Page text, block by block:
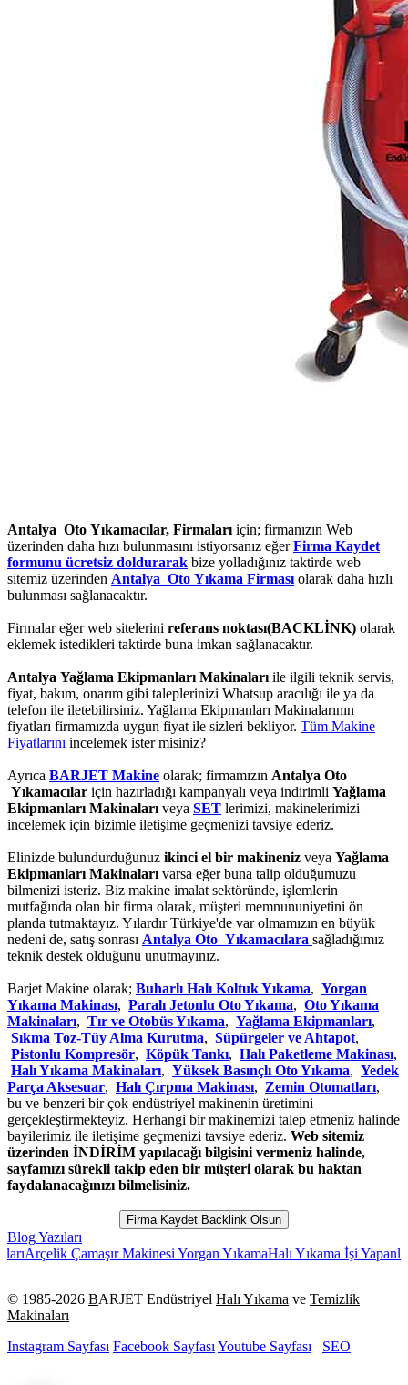
Antalya Oto Yıkamacılar, Firmalarıiçin; firmanızın Web
üzerinden daha hızı bulunmasını istiyorsanız eğerFirma Kaydet
formunu ücretsiz doldurarak bize yolladığınız taktirde web
sitemiz üzerinden Antalya Oto Yıkama Firmasıolarak daha hızlı
bulunması sağlanacaktır.
Firmalar eğer web sitelerini referans noktası(BACKLİNK) olarak
eklemek istedikleri taktirde buna imkan sağlanacaktır.
Antalya Yağlama Ekipmanları Makinalarıile ilgili teknik servis,
fiyat, bakım, onarım gibi taleplerinizi Whatsup aracılığı ile ya da
telefon ile iletebilirsiniz. Yağlama Ekipmanları Makinalarının
fiyatları firmamızda uygun fiyat ile sizleri bekliyor. Tüm Makine
Fiyatlarını incelemek ister misiniz?
Ayrıca BARJET Makine olarak; firmamızın Antalya Oto
Yıkamacılar için hazırladığı kampanyalı veya indirimli Yağlama
Ekipmanları Makinalarıveya SET lerimizi, makinelerimizi
incelemek için bizimle iletişime geçmenizi tavsiye ederiz.
Elinizde bulundurduğunuz ikinci el bir makineniz veya Yağlama
Ekipmanları Makinalarıvarsa eğer buna talip olduğumuzu
bilmenizi isteriz. Biz makine imalat sektöründe, işlemlerin
mutfağında olan bir firma olarak, müşteri memnununiyetini ön
planda tutmaktayız. Yılardır Türkiye'de var olmamızın en büyük
nedeni de, satış sonrası Antalya Oto Yıkamacılara sağladığımız
teknik destek olduğunu unutmayınız.
Barjet Makine olarak; Buharlı Halı Koltuk Yıkama, Yorgan
Yıkama Makinası, Paralı Jetonlu Oto Yıkama, Oto Yıkama
Makinaları, Tır ve Otobüs Yıkama, Yağlama Ekipmanları,
Sıkma Toz-Tüy Alma Kurutma, Süpürgeler ve Ahtapot,
Pistonlu Kompresör, Köpük Tankı, Halı Paketleme Makinası,
Halı Yıkama Makinaları, Yüksek Basınçlı Oto Yıkama, Yedek
Parça Aksesuar, Halı Çırpma Makinası, Zemin Otomatları,
bu ve benzeri bir çok endüstriyel makinenin üretimini
gerçekleştirmekteyiz. Herhangi bir makinemizi talep etmeniz halinde
bayilerimiz ile iletişime geçmenizi tavsiye ederiz. Web sitemiz
üzerinden İNDİRİM yapılacağı bilgisini vermeniz halinde,
sayfamızı sürekli takip eden bir müşteri olarak bu haktan
faydalanacağınızı bilmelisiniz.
Firma Kaydet Backlink Olsun
Blog Yazıları
Çamaşır Makinesi Yorgan YıkamaHalı Yıkama İşi Yapanlar
© 1985-2026 BARJET Endüstriyel Halı Yıkama ve Temizlik
Makinaları
Instagram Sayfası Facebook SayfasıYoutube Sayfası SEO